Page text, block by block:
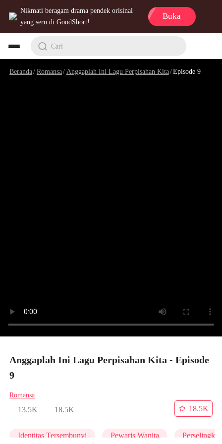
Nikmati beragam drama pendek orisinal
yang seru di GoodShort!
Buka
Cari
Beranda/Romansa/ Anggaplah Ini Lagu Perpisahan Kita/Episode 9
Anggaplah Ini Lagu Perpisahan Kita - Episode
9
Romansa
13.5K 18.5K
18.5K
Identitas Tersembunyi Pewaris Wanita